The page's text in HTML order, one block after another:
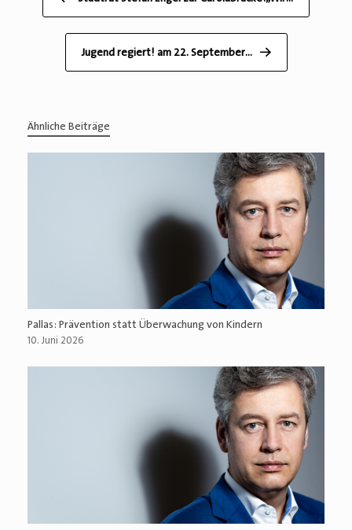
Jugend regiert! am 22. September… →
Ähnliche Beiträge
Pallas: Prävention statt Überwachung von Kindern
10. Juni 2026